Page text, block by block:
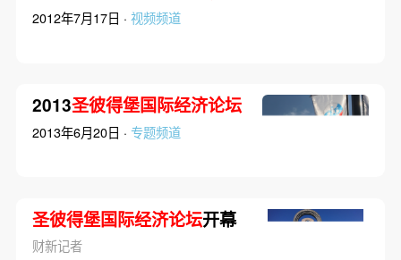
2012年7月17日 · 视频频道
2013圣彼得堡国际经济论坛
2013年6月20日 · 专题频道
圣彼得堡国际经济论坛开幕
财新记者